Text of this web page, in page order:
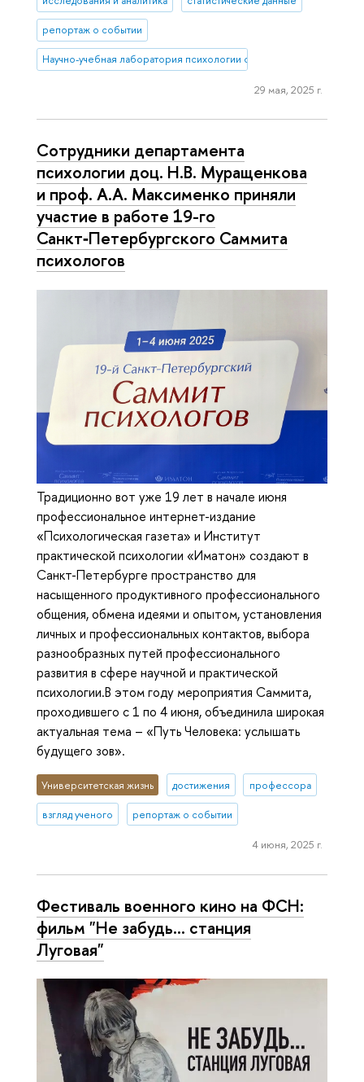
репортаж о событии
Научно-учебная лаборатория психологии салютогенной среды
29 мая, 2025 г.
Сотрудники департамента
психологии доц. Н.В. Муращенкова
и проф. А.А. Максименко приняли
участие в работе 19-го
Санкт‑Петербургского Саммита
психологов
Традиционно вот уже 19 лет в начале июня
профессиональное интернет-издание
«Психологическая газета» и Институт
практической психологии «Иматон» создают в
Санкт-Петербурге пространство для
насыщенного продуктивного профессионального
общения, обмена идеями и опытом, установления
личных и профессиональных контактов, выбора
разнообразных путей профессионального
развития в сфере научной и практической
психологии.В этом году мероприятия Саммита,
проходившего с 1 по 4 июня, объединила широкая
актуальная тема – «Путь Человека: услышать
будущего зов».
Университетская жизнь достижения профессора
взгляд ученого репортаж о событии
4 июня, 2025 г.
Фестиваль военного кино на ФСН:
фильм "Не забудь... станция
Луговая"